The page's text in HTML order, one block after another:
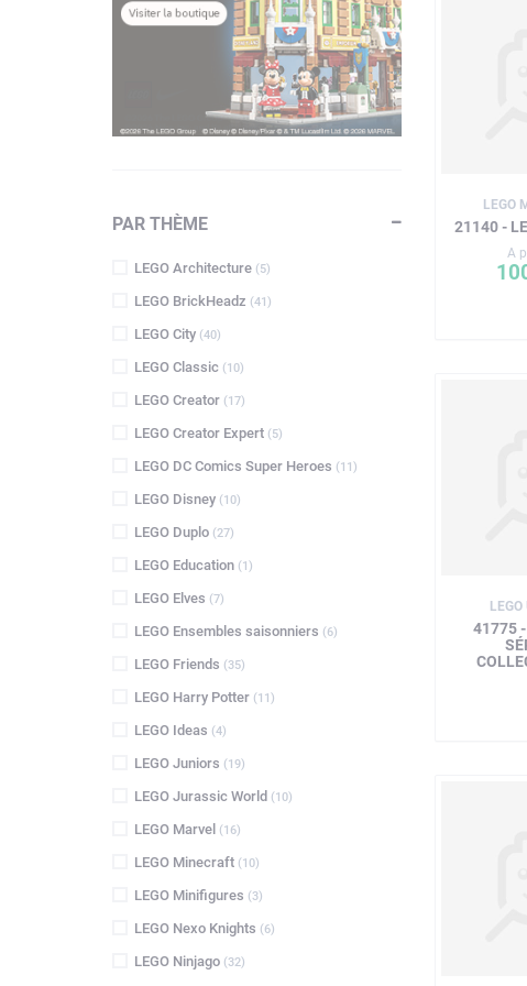
PAR THÈME
LEGO Architecture (5)
LEGO BrickHeadz (41)
LEGO City (40)
LEGO Classic (10)
LEGO Creator (17)
LEGO Creator Expert (5)
LEGO DC Comics Super Heroes (11)
LEGO Disney (10)
LEGO Duplo (27)
LEGO Education (1)
LEGO Elves (7)
LEGO Ensembles saisonniers (6)
LEGO Friends (35)
LEGO Harry Potter (11)
LEGO Ideas (4)
LEGO Juniors (19)
LEGO Jurassic World (10)
LEGO Marvel (16)
LEGO Minecraft (10)
LEGO Minifigures (3)
LEGO Nexo Knights (6)
LEGO Ninjago (32)
LEGO
21140 -
A
41775